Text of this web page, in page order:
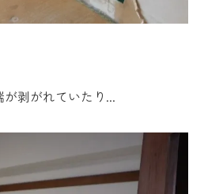
剥がれていたり...